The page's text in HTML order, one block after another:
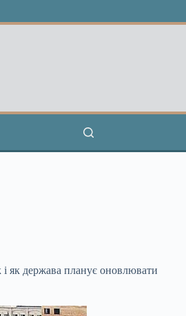
і як держава планує оновлювати